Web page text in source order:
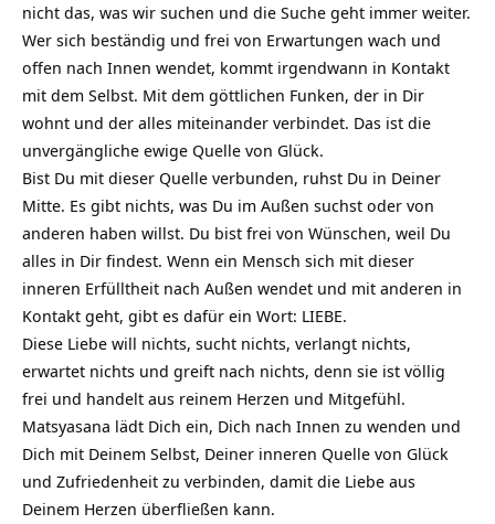
nicht das, was wir suchen und die Suche geht immer weiter.
Wer sich beständig und frei von Erwartungen wach und
offen nach Innen wendet, kommt irgendwann in Kontakt
mit dem Selbst. Mit dem göttlichen Funken, der in Dir
wohnt und der alles miteinander verbindet. Das ist die
unvergängliche ewige Quelle von Glück.
Bist Du mit dieser Quelle verbunden, ruhst Du in Deiner
Mitte. Es gibt nichts, was Du im Außen suchst oder von
anderen haben willst. Du bist frei von Wünschen, weil Du
alles in Dir findest. Wenn ein Mensch sich mit dieser
inneren Erfülltheit nach Außen wendet und mit anderen in
Kontakt geht, gibt es dafür ein Wort: LIEBE.
Diese Liebe will nichts, sucht nichts, verlangt nichts,
erwartet nichts und greift nach nichts, denn sie ist völlig
frei und handelt aus reinem Herzen und Mitgefühl.
Matsyasana lädt Dich ein, Dich nach Innen zu wenden und
Dich mit Deinem Selbst, Deiner inneren Quelle von Glück
und Zufriedenheit zu verbinden, damit die Liebe aus
Deinem Herzen überfließen kann.